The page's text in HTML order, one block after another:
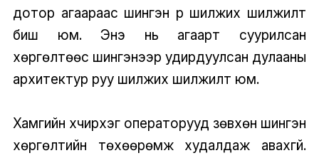
дотор агаараас шингэн рүү шилжих шилжилт
биш юм. Энэ нь агаарт суурилсан
хөргөлтөөс шингэнээр удирдуулсан дулааны
архитектур руу шилжих шилжилт юм.
Хамгийн хүчирхэг операторууд зөвхөн шингэн
хөргөлтийн төхөөрөмж худалдаж авахгүй.